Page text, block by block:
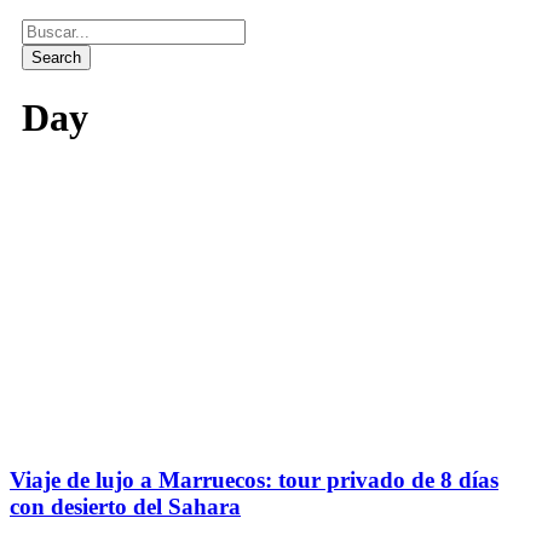
Day
Viaje de lujo a Marruecos: tour privado de 8 días
con desierto del Sahara